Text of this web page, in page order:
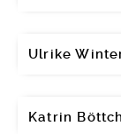
Ulrike
Katrin